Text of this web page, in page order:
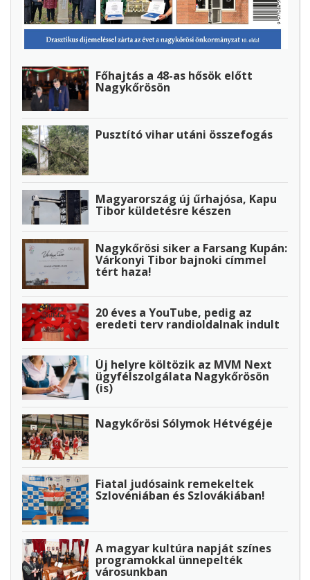
Főhajtás a 48-as hősök előtt
Nagykőrösön
Pusztító vihar utáni összefogás
Magyarország új űrhajósa, Kapu
Tibor küldetésre készen
Nagykőrösi siker a Farsang Kupán:
Várkonyi Tibor bajnoki címmel
tért haza!
20 éves a YouTube, pedig az
eredeti terv randioldalnak indult
Új helyre költözik az MVM Next
ügyfélszolgálata Nagykőrösön
(is)
Nagykőrösi Sólymok Hétvégéje
Fiatal judósaink remekeltek
Szlovéniában és Szlovákiában!
A magyar kultúra napját színes
programokkal ünnepelték
városunkban